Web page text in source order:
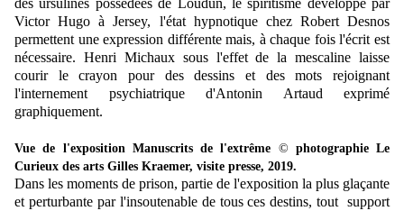
des ursulines possédées de Loudun, le spiritisme développé par
Victor Hugo à Jersey, l'état hypnotique chez Robert Desnos
permettent une expression différente mais, à chaque fois l'écrit est
nécessaire. Henri Michaux sous l'effet de la mescaline laisse
courir le crayon pour des dessins et des mots rejoignant
l'internement psychiatrique d'Antonin Artaud exprimé
graphiquement.
Vue de l'exposition Manuscrits de l'extrême © photographie Le
Curieux des arts Gilles Kraemer, visite presse, 2019.
Dans les moments de prison, partie de l'exposition la plus glaçante
et perturbante par l'insoutenable de tous ces destins, tout support